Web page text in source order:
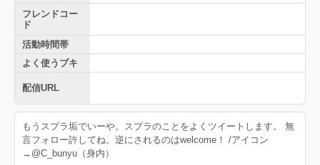
フレンドコー
ド
活動時間帯
よく使うブキ
配信URL
もうスプラ垢でいーや。スプラのことをよくツイートします。 無
言フォロー許してね。逆にされるのはwelcome！ /アイコン
→@C_bunyu（身内）